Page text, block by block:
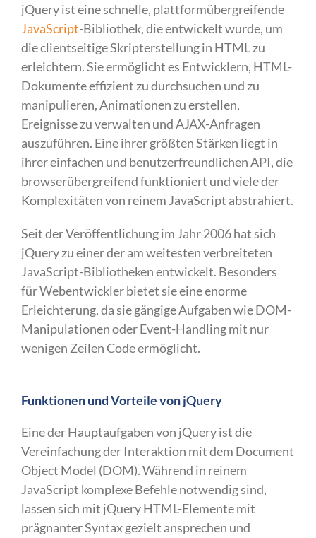
jQuery ist eine schnelle, plattformübergreifende
JavaScript-Bibliothek, die entwickelt wurde, um
die clientseitige Skripterstellung in HTML zu
erleichtern. Sie ermöglicht es Entwicklern, HTML-
Dokumente effizient zu durchsuchen und zu
manipulieren, Animationen zu erstellen,
Ereignisse zu verwalten und AJAX-Anfragen
auszuführen. Eine ihrer größten Stärken liegt in
ihrer einfachen und benutzerfreundlichen API, die
browserübergreifend funktioniert und viele der
Komplexitäten von reinem JavaScript abstrahiert.
Seit der Veröffentlichung im Jahr 2006 hat sich
jQuery zu einer der am weitesten verbreiteten
JavaScript-Bibliotheken entwickelt. Besonders
für Webentwickler bietet sie eine enorme
Erleichterung, da sie gängige Aufgaben wie DOM-
Manipulationen oder Event-Handling mit nur
wenigen Zeilen Code ermöglicht.
Funktionen und Vorteile von jQuery
Eine der Hauptaufgaben von jQuery ist die
Vereinfachung der Interaktion mit dem Document
Object Model (DOM). Während in reinem
JavaScript komplexe Befehle notwendig sind,
lassen sich mit jQuery HTML-Elemente mit
prägnanter Syntax gezielt ansprechen und